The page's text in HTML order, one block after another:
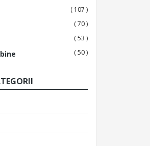
( 107 )
( 70 )
( 53 )
( 50 )